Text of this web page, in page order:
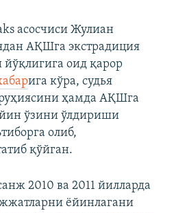
асосчиси Жулиан
АҚШга экстрадиция
оид қарор
ига кўра, судья
ҳамда АҚШга
ўзини ўлдириши
олиб,
қўйган.
2010 ва 2011 йилларда
ёйинлагани